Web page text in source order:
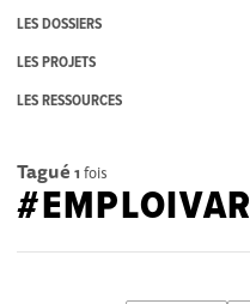
LES DOSSIERS
LES PROJETS
LES RESSOURCES
Tagué 1 fois
#EMPLOIVAR